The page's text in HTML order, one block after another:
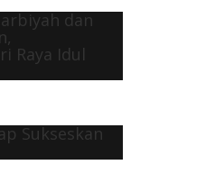
dan
Raya Idul
Sukseskan